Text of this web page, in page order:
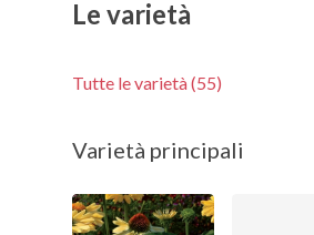
Le varietà
Tutte le varietà (55)
Varietà principali